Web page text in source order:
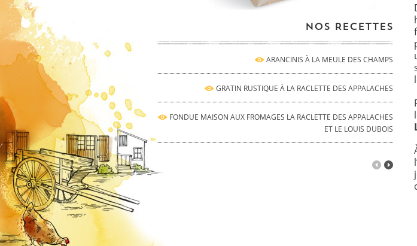
NOS RECETTES
ARANCINIS À LA MEULE DES CHAMPS
GRATIN RUSTIQUE À LA RACLETTE DES APPALACHES
FONDUE MAISON AUX FROMAGES LA RACLETTE DES APPALACHES
ET LE LOUIS DUBOIS